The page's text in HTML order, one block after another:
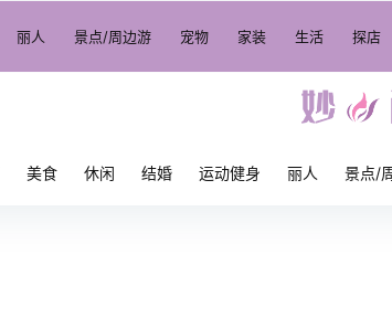
丽人 景点/周边游 宠物 家装 生活 探店
美食 休闲 结婚 运动健身 丽人 景点/